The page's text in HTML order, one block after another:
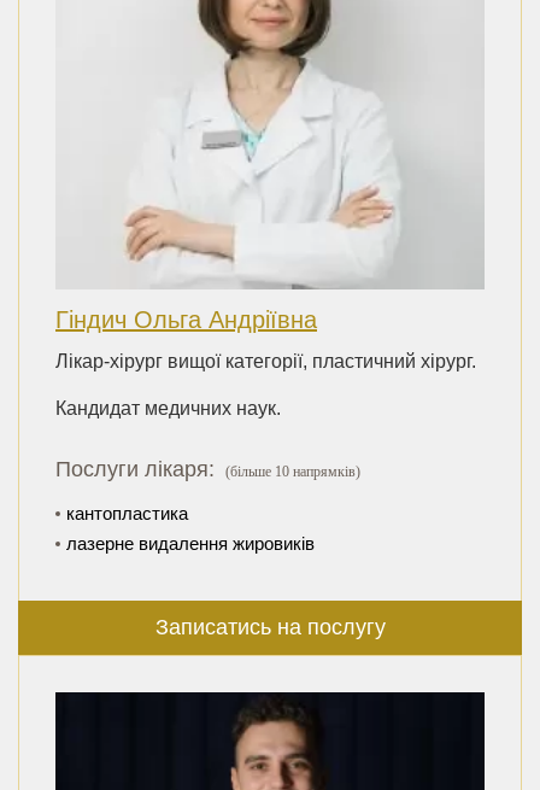
Гіндич Ольга Андріївна
Лікар-хірург вищої категорії, пластичний хірург.
Кандидат медичних наук.
Послуги лікаря: (більше 10 напрямків)
кантопластика
лазерне видалення жировиків
Записатись на послугу